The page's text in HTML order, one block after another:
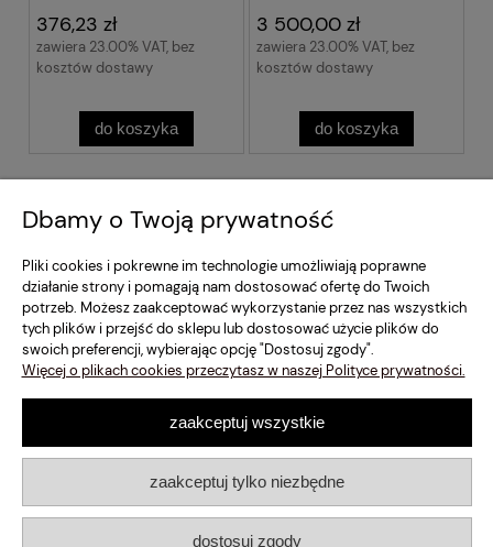
376,23 zł
zawiera 23.00% VAT, bez
kosztów dostawy
do koszyka
3 500,00 zł
zawiera 23.00% VAT, bez
kosztów dostawy
do koszyka
Dostawa i Płatność
Szybki Kontakt
pokaż pełną wersję strony
Sklep internetowy Shoper.pl
Dbamy o Twoją prywatność
Pliki cookies i pokrewne im technologie umożliwiają poprawne
działanie strony i pomagają nam dostosować ofertę do Twoich
potrzeb. Możesz zaakceptować wykorzystanie przez nas wszystkich
tych plików i przejść do sklepu lub dostosować użycie plików do
swoich preferencji, wybierając opcję "Dostosuj zgody".
Więcej o plikach cookies przeczytasz w naszej Polityce prywatności.
zaakceptuj tylko niezbędne
dostosuj zgody
zaakceptuj wszystkie